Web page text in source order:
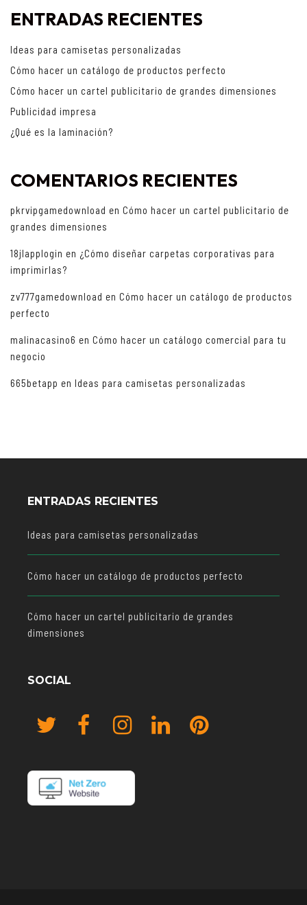
ENTRADAS RECIENTES
Ideas para camisetas personalizadas
Cómo hacer un catálogo de productos perfecto
Cómo hacer un cartel publicitario de grandes dimensiones
Publicidad impresa
¿Qué es la laminación?
COMENTARIOS RECIENTES
pkrvipgamedownload en Cómo hacer un cartel publicitario de
grandes dimensiones
18jlapplogin en ¿Cómo diseñar carpetas corporativas para
imprimirlas?
zv777gamedownload en Cómo hacer un catálogo de productos
perfecto
malinacasino6 en Cómo hacer un catálogo comercial para tu
negocio
665betapp en Ideas para camisetas personalizadas
ENTRADAS RECIENTES
Ideas para camisetas personalizadas
Cómo hacer un catálogo de productos perfecto
Cómo hacer un cartel publicitario de grandes
dimensiones
SOCIAL